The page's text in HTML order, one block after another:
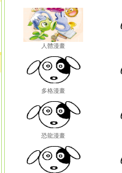
人體漫畫
多格漫畫
恐龍漫畫